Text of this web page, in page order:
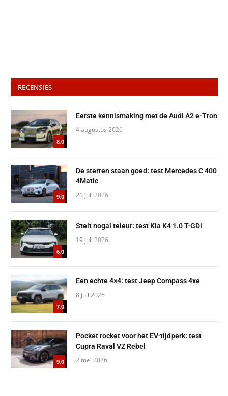
RECENSIES
8.0
Eerste kennismaking met de Audi A2 e-Tron
4 augustus 2026
9.0
De sterren staan goed: test Mercedes C 400
4Matic
21 juli 2026
6.0
Stelt nogal teleur: test Kia K4 1.0 T-GDi
19 juli 2026
7.0
Een echte 4×4: test Jeep Compass 4xe
8 juli 2026
9.0
Pocket rocket voor het EV-tijdperk: test
Cupra Raval VZ Rebel
2 mei 2026